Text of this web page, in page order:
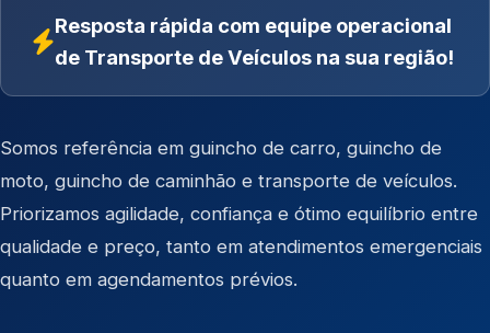
Resposta rápida com equipe operacional
de Transporte de Veículos na sua região!
Somos referência em guincho de carro, guincho de
moto, guincho de caminhão e transporte de veículos.
Priorizamos agilidade, confiança e ótimo equilíbrio entre
qualidade e preço, tanto em atendimentos emergenciais
quanto em agendamentos prévios.